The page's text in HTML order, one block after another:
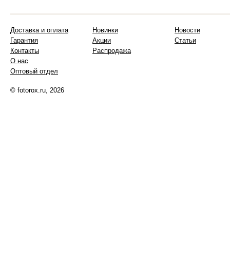
Доставка и оплата
Гарантия
Контакты
О нас
Оптовый отдел
Новинки
Акции
Распродажа
Новости
Статьи
© fotorox.ru, 2026